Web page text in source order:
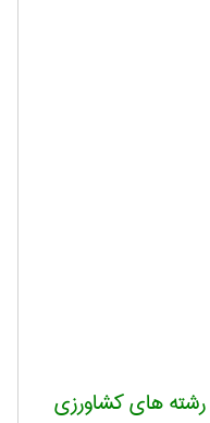
های کشاورزی